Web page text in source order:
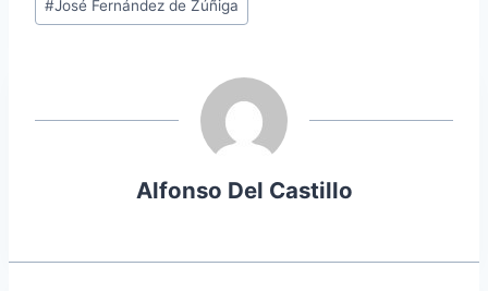
de
#José Fernández de Zúñiga
Alfonso Del Castillo